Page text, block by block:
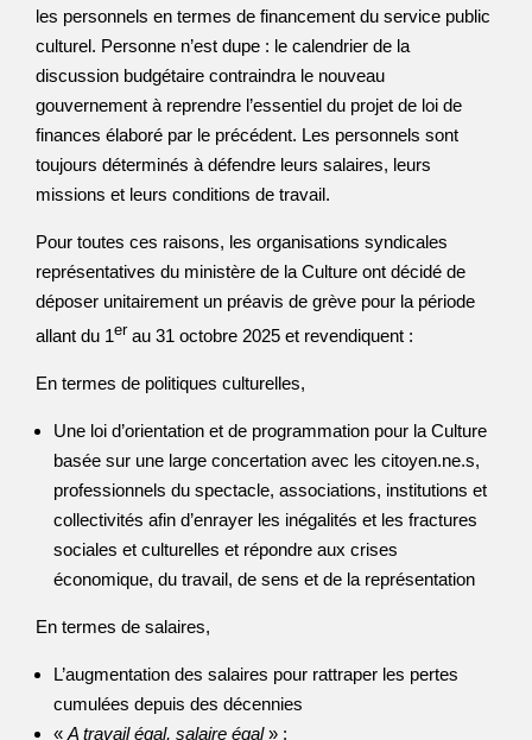
les personnels en termes de financement du service public
culturel. Personne n’est dupe : le calendrier de la
discussion budgétaire contraindra le nouveau
gouvernement à reprendre l’essentiel du projet de loi de
finances élaboré par le précédent. Les personnels sont
toujours déterminés à défendre leurs salaires, leurs
missions et leurs conditions de travail.
Pour toutes ces raisons, les organisations syndicales
représentatives du ministère de la Culture ont décidé de
déposer unitairement un préavis de grève pour la période
allant du 1er au 31 octobre 2025 et revendiquent :
En termes de politiques culturelles,
Une loi d’orientation et de programmation pour la Culture
basée sur une large concertation avec les citoyen.ne.s,
professionnels du spectacle, associations, institutions et
collectivités afin d’enrayer les inégalités et les fractures
sociales et culturelles et répondre aux crises
économique, du travail, de sens et de la représentation
En termes de salaires,
L’augmentation des salaires pour rattraper les pertes
cumulées depuis des décennies
« A travail égal, salaire égal» :